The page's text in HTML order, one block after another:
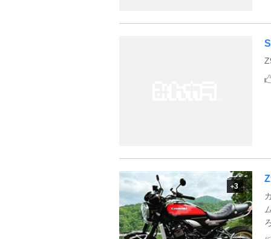
+3